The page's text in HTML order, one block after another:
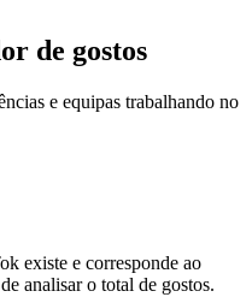
de gostos
e equipas trabalhando no
existe e corresponde ao
analisar o total de gostos.